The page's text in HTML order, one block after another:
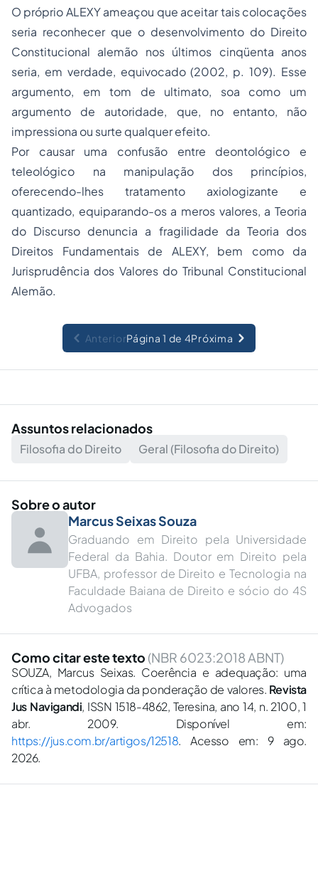
O próprio ALEXY ameaçou que aceitar tais colocações
seria reconhecer que o desenvolvimento do Direito
Constitucional alemão nos últimos cinqüenta anos
seria, em verdade, equivocado(2002, p. 109). Esse
argumento, em tom de ultimato, soa como um
argumento de autoridade, que, no entanto, não
impressiona ou surte qualquer efeito.
Por causar uma confusão entre deontológico e
teleológico na manipulação dos princípios,
oferecendo-lhes tratamento axiologizante e
quantizado, equiparando-os a meros valores, a Teoria
do Discurso denuncia a fragilidade da Teoria dos
Direitos Fundamentais de ALEXY, bem como da
Jurisprudência dos Valores do Tribunal Constitucional
Alemão.
AnteriorPágina 1 de 4Próxima
Assuntos relacionados
Filosofia do Direito Geral (Filosofia do Direito)
Sobre o autor
Marcus Seixas Souza
Graduando em Direito pela Universidade
Federal da Bahia. Doutor em Direito pela
UFBA, professor de Direito e Tecnologia na
Faculdade Baiana de Direito e sócio do 4S
Advogados
Como citar este texto (NBR 6023:2018 ABNT)
SOUZA, Marcus Seixas. Coerência e adequação: uma
crítica à metodologia da ponderação de valores. Revista
Jus Navigandi, ISSN 1518-4862, Teresina, ano 14, n. 2100, 1
abr. 2009. Disponível em:
https://jus.com.br/artigos/12518. Acesso em: 9 ago.
2026.